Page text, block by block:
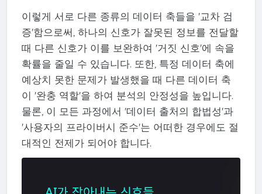
이렇게 서로 다른 종류의 데이터 축들을 '교차 검
증'함으로써, 하나의 신호가 잘못된 정보를 전달할
때 다른 신호가 이를 보완하여 '거짓 신호'에 속을
확률을 줄일 수 있습니다. 또한, 특정 데이터 축에
예상치 못한 문제가 발생했을 때 다른 데이터 축
이 '완충 역할'을 하여 분석의 안정성을 높입니다.
물론, 이 모든 과정에서 '데이터 출처의 합법성'과
'사용자의 프라이버시 준수'는 어떠한 경우에도 절
대적인 전제가 되어야 합니다.